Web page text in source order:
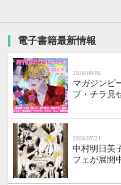
電子書籍最新情報
2026/08/06
マガジンビ
プ・チラ見
2026/07/21
中村明日美
フェが展開